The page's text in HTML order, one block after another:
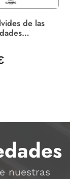
de las
nuestras